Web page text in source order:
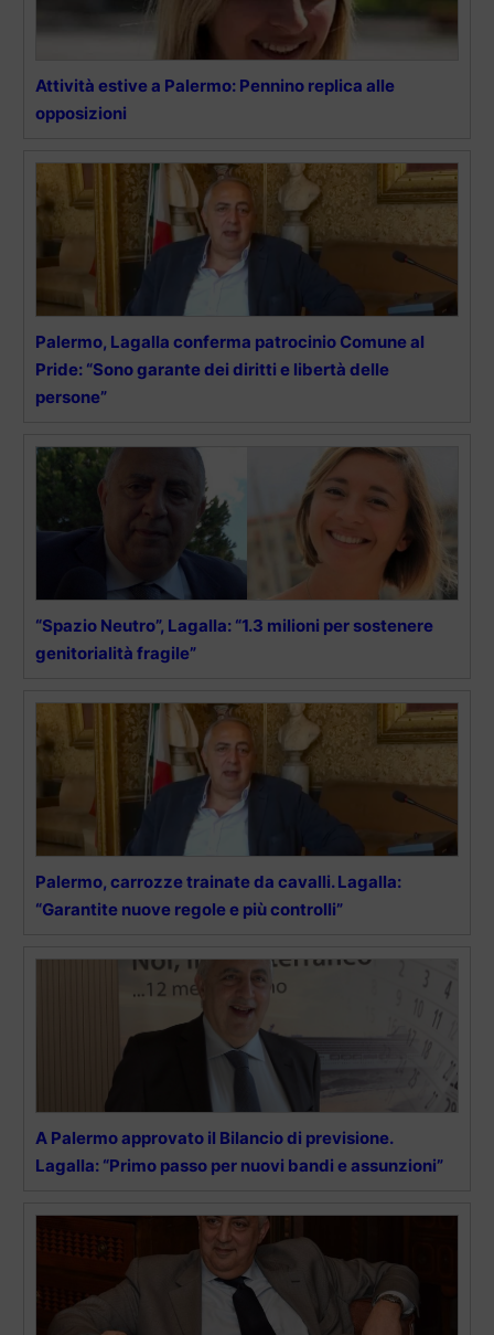
Attività estive a Palermo: Pennino replica alle
opposizioni
Palermo, Lagalla conferma patrocinio Comune al
Pride: “Sono garante dei diritti e libertà delle
persone”
“Spazio Neutro”, Lagalla: “1.3 milioni per sostenere
genitorialità fragile”
Palermo, carrozze trainate da cavalli. Lagalla:
“Garantite nuove regole e più controlli”
A Palermo approvato il Bilancio di previsione.
Lagalla: “Primo passo per nuovi bandi e assunzioni”